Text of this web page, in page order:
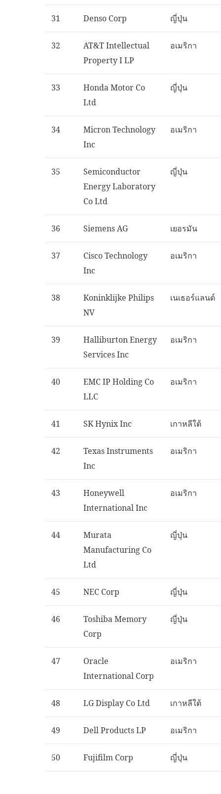
31 Denso Corp ญี่ปุ่น
32
AT&T Intellectual
Property I LP
อเมริกา
33
Honda Motor Co
Ltd
ญี่ปุ่น
34
Micron Technology
Inc
อเมริกา
35
Semiconductor
Energy Laboratory
Co Ltd
ญี่ปุ่น
36 Siemens AG เยอรมัน
37
Cisco Technology
Inc
อเมริกา
38
Koninklijke Philips
NV
เนเธอร์แลนด์
39
Halliburton Energy
Services Inc
อเมริกา
40
EMC IP Holding Co
LLC
อเมริกา
41 SK Hynix Inc เกาหลีใต้
42
Texas Instruments
Inc
อเมริกา
43
Honeywell
International Inc
อเมริกา
44
Murata
Manufacturing Co
Ltd
ญี่ปุ่น
45 NEC Corp ญี่ปุ่น
46
Toshiba Memory
Corp
ญี่ปุ่น
47
Oracle
International Corp
อเมริกา
48 LG Display Co Ltd เกาหลีใต้
49 Dell Products LP อเมริกา
50 Fujifilm Corp ญี่ปุ่น